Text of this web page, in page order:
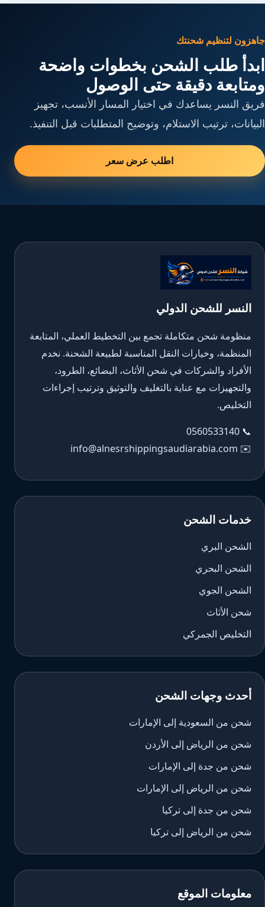
جاهزون لتنظيم شحنتك
ابدأ طلب الشحن بخطوات واضحة
ومتابعة دقيقة حتى الوصول
فريق النسر يساعدك في اختيار المسار الأنسب، تجهيز
البيانات، ترتيب الاستلام، وتوضيح المتطلبات قبل التنفيذ.
اطلب عرض سعر
النسر للشحن الدولي
منظومة شحن متكاملة تجمع بين التخطيط العملي، المتابعة
المنظمة، وخيارات النقل المناسبة لطبيعة الشحنة. نخدم
الأفراد والشركات في شحن الأثاث، البضائع، الطرود،
والتجهيزات مع عناية بالتغليف والتوثيق وترتيب إجراءات
التخليص.
📞
0560533140
✉️
info@alnesrshippingsaudiarabia.com
خدمات الشحن
الشحن البري
الشحن البحري
الشحن الجوي
شحن الأثاث
التخليص الجمركي
أحدث وجهات الشحن
شحن من السعودية إلى الإمارات
شحن من الرياض إلى الأردن
شحن من جدة إلى الإمارات
شحن من الرياض إلى الإمارات
شحن من جدة إلى تركيا
شحن من الرياض إلى تركيا
معلومات الموقع